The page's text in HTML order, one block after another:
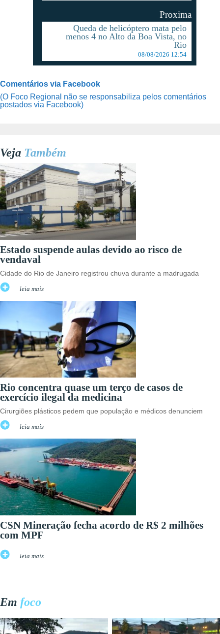
Proxima
Queda de helicóptero mata pelo
menos 4 no Alto da Boa Vista, no
Rio
08/08/2026 12:54
Comentários via Facebook
(O Foco Regional não se responsabiliza pelos comentários
postados via Facebook)
Veja Também
Estado suspende aulas devido ao risco de
vendaval
Cidade do Rio de Janeiro registrou chuva durante a madrugada
leia mais
Rio concentra quase um terço de casos de
exercício ilegal da medicina
Cirurgiões plásticos pedem que população e médicos denunciem
leia mais
CSN Mineração fecha acordo de R$ 2 milhões
com MPF
leia mais
Em foco